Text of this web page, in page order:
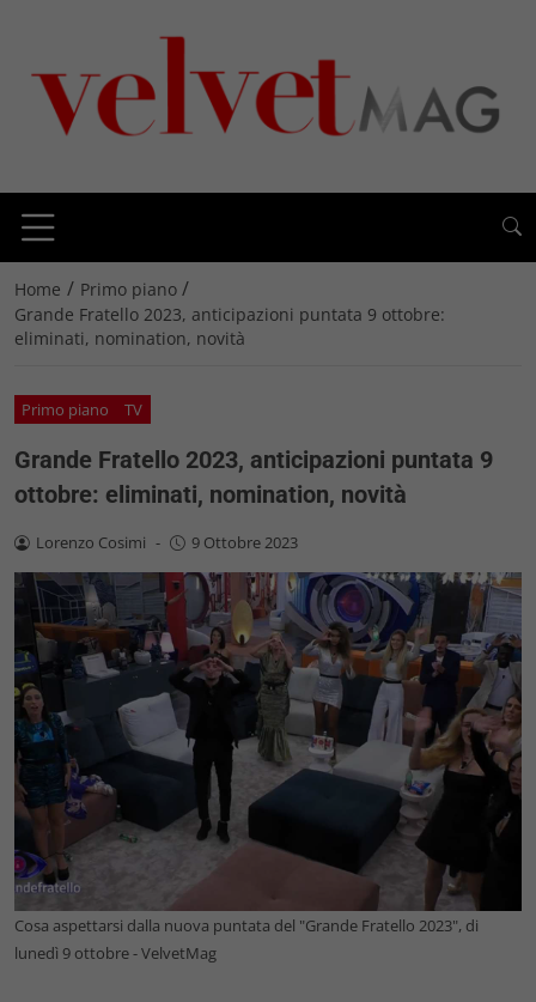
Home / Primo piano /
Grande Fratello 2023, anticipazioni puntata 9 ottobre:
eliminati, nomination, novità
Primo piano TV
Grande Fratello 2023, anticipazioni puntata 9
ottobre: eliminati, nomination, novità
Lorenzo Cosimi - 9 Ottobre 2023
Cosa aspettarsi dalla nuova puntata del "Grande Fratello 2023", di
lunedì 9 ottobre - VelvetMag